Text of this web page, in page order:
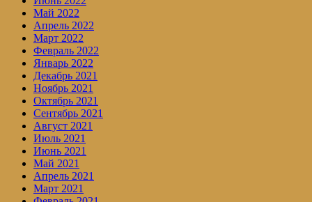
Май 2022
Апрель 2022
Март 2022
Февраль 2022
Январь 2022
Декабрь 2021
Ноябрь 2021
Октябрь 2021
Сентябрь 2021
Август 2021
Июль 2021
Июнь 2021
Май 2021
Апрель 2021
Март 2021